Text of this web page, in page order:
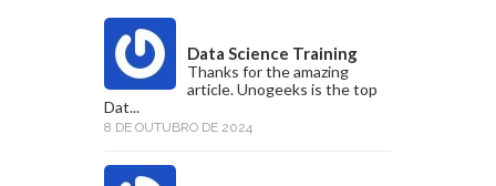
Data Science Training
Thanks for the amazing
article. Unogeeks is the top
Dat...
8 DE OUTUBRO DE 2024